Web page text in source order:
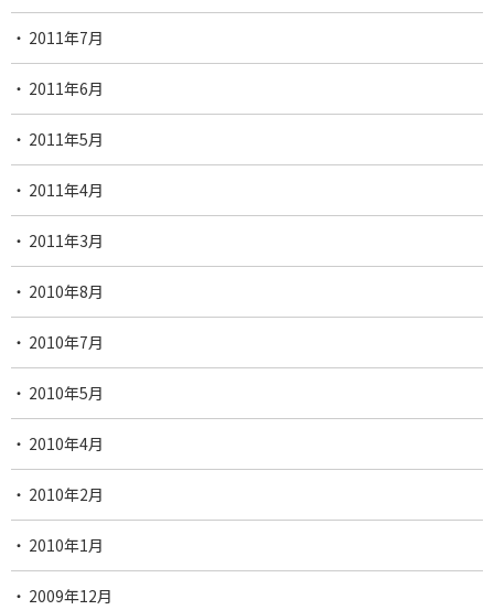
2011年7月
2011年6月
2011年5月
2011年4月
2011年3月
2010年8月
2010年7月
2010年5月
2010年4月
2010年2月
2010年1月
2009年12月